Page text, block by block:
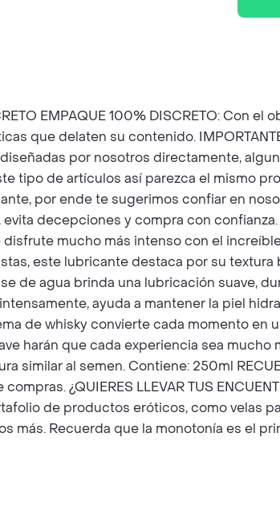
EMPAQUE 100% DISCRETO: Con
que delaten su contenido.
por nosotros directamente,
tipo de artículos así parezca el mismo
por ende te sugerimos confiar en
decepciones y compra con
mucho más intenso con el
este lubricante destaca por su
de agua brinda una lubricación suave,
ayuda a mantener la piel
de whisky convierte cada momento en
harán que cada experiencia sea mucho
similar al semen. Contiene: 250ml
¿QUIERES LLEVAR TUS
de productos eróticos, como velas
más. Recuerda que la monotonía es el